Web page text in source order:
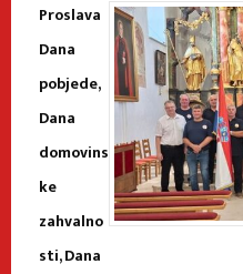
Proslava
Dana
pobjede,
Dana
domovins
ke
zahvalno
sti, Dana